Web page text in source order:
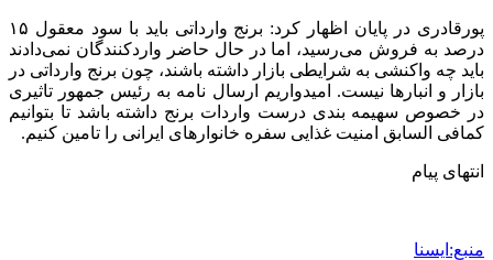
پورقادری در پایان اظهار کرد: برنج وارداتی باید با سود معقول ۱۵
درصد به فروش می‌رسید، اما در حال حاضر واردکنندگان نمی‌دادند
باید چه واکنشی به شرایطی بازار داشته باشند، چون برنج وارداتی در
بازار و انبارها نیست. امیدواریم ارسال نامه به رئیس جمهور تاثیری
در خصوص سهیمه بندی درست واردات برنج داشته باشد تا بتوانیم
کمافی السابق امنیت غذایی سفره خانوارهای ایرانی را تامین کنیم.
انتهای پیام
منبع:ایسنا